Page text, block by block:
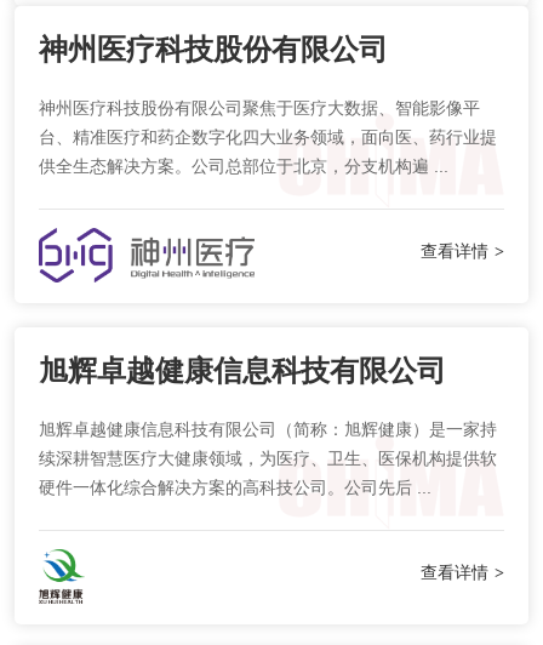
神州医疗科技股份有限公司
神州医疗科技股份有限公司聚焦于医疗大数据、智能影像平
台、精准医疗和药企数字化四大业务领域，面向医、药行业提
供全生态解决方案。公司总部位于北京，分支机构遍 ...
查看详情 >
旭辉卓越健康信息科技有限公司
旭辉卓越健康信息科技有限公司（简称：旭辉健康）是一家持
续深耕智慧医疗大健康领域，为医疗、卫生、医保机构提供软
硬件一体化综合解决方案的高科技公司。公司先后 ...
查看详情 >